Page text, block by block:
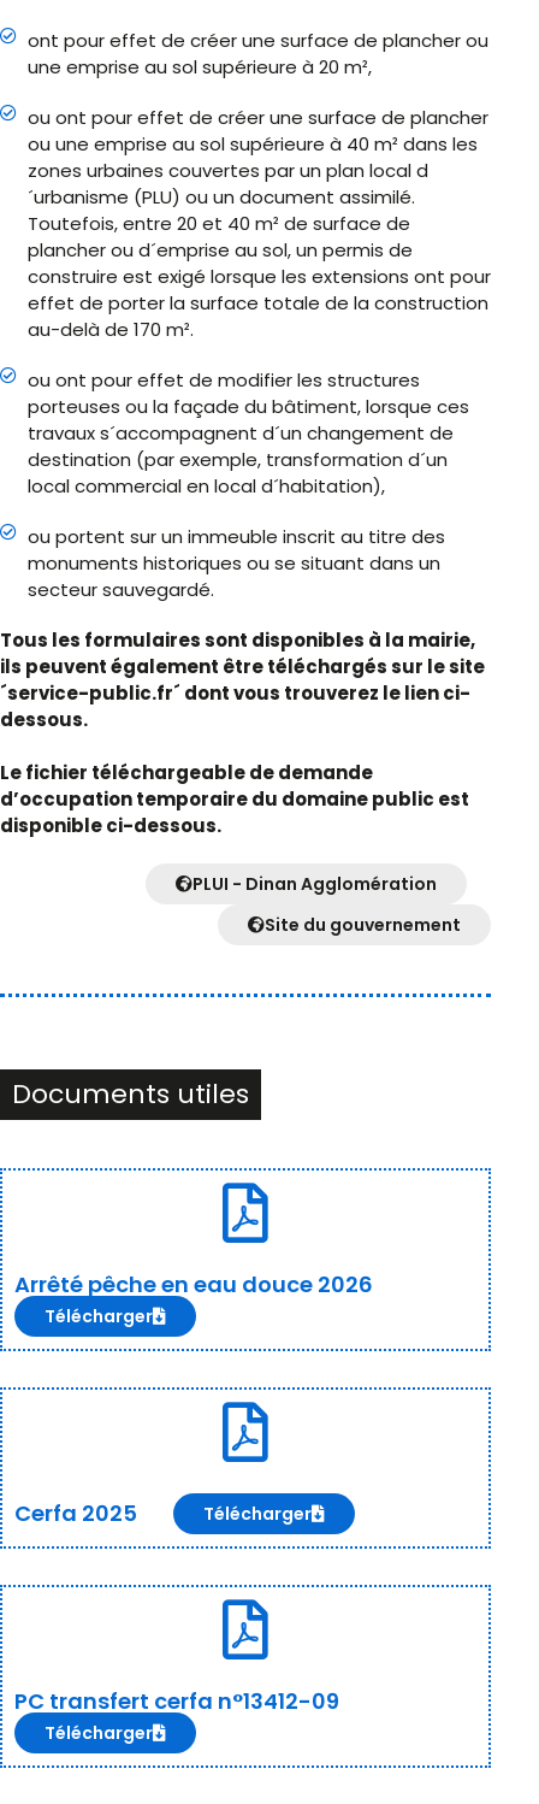
ont pour effet de créer une surface de plancher ou
une emprise au sol supérieure à 20 m²,
ou ont pour effet de créer une surface de plancher
ou une emprise au sol supérieure à 40 m² dans les
zones urbaines couvertes par un plan local d
´urbanisme (PLU) ou un document assimilé.
Toutefois, entre 20 et 40 m² de surface de
plancher ou d´emprise au sol, un permis de
construire est exigé lorsque les extensions ont pour
effet de porter la surface totale de la construction
au-delà de 170 m².
ou ont pour effet de modifier les structures
porteuses ou la façade du bâtiment, lorsque ces
travaux s´accompagnent d´un changement de
destination (par exemple, transformation d´un
local commercial en local d´habitation),
ou portent sur un immeuble inscrit au titre des
monuments historiques ou se situant dans un
secteur sauvegardé.
Tous les formulaires sont disponibles à la mairie,
ils peuvent également être téléchargés sur le site
´service-public.fr´ dont vous trouverez le lien ci-
dessous.
Le fichier téléchargeable de demande
d’occupation temporaire du domaine public est
disponible ci-dessous.
PLUI - Dinan Agglomération
Site du gouvernement
Documents utiles
Arrêté pêche en eau douce 2026
Télécharger
Cerfa 2025 Télécharger
PC transfert cerfa n°13412-09
Télécharger